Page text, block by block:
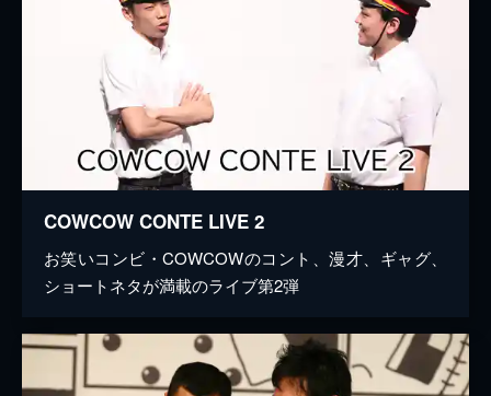
COWCOW CONTE LIVE 2
お笑いコンビ・COWCOWのコント、漫才、ギャグ、
ショートネタが満載のライブ第2弾